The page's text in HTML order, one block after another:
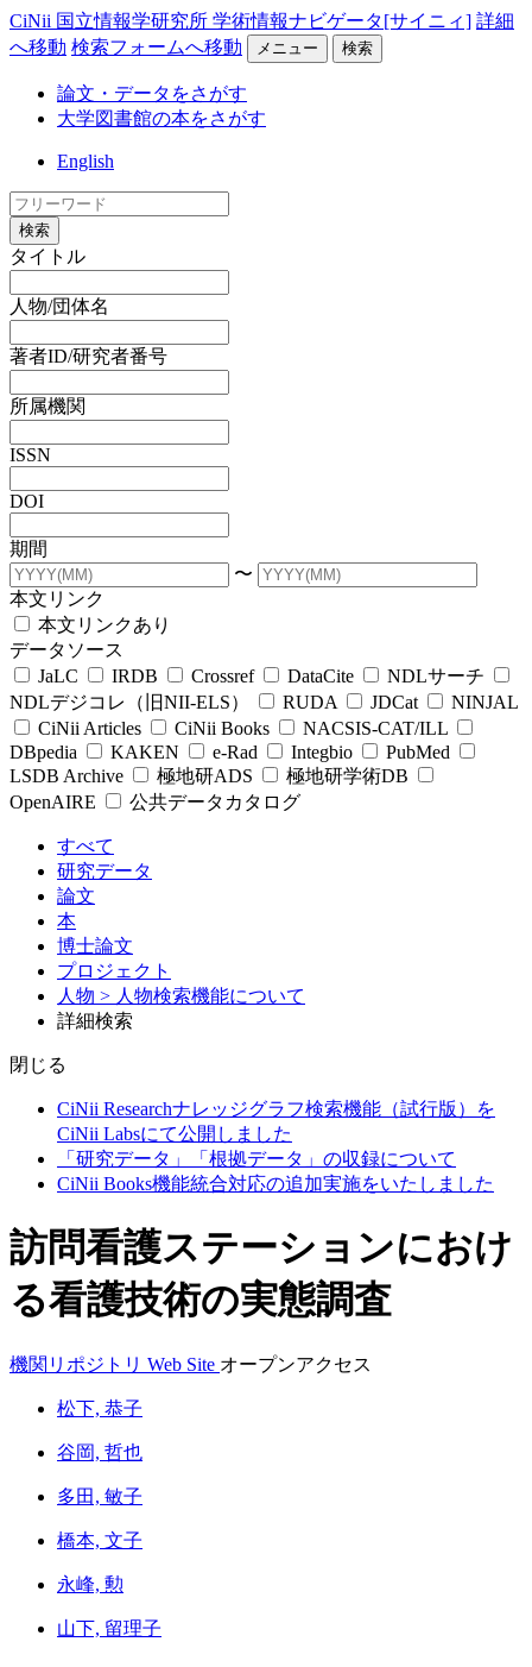
CiNii 国立情報学研究所 学術情報ナビゲータ[サイニィ] 詳細
へ移動 検索フォームへ移動 メニュー 検索
論文・データをさがす
大学図書館の本をさがす
English
検索
タイトル
人物/団体名
著者ID/研究者番号
所属機関
ISSN
DOI
期間
〜
本文リンク
本文リンクあり
データソース
JaLC
IRDB Crossref DataCite
NDLサーチ
NDLデジコレ（旧NII-ELS）
RUDA JDCat
NINJAL
CiNii Articles
CiNii Books
NACSIS-CAT/ILL
DBpedia
KAKEN e-Rad Integbio
PubMed
LSDB Archive
極地研ADS
極地研学術DB
OpenAIRE
公共データカタログ
すべて
研究データ
論文
本
博士論文
プロジェクト
人物 > 人物検索機能について
詳細検索
閉じる
CiNii Researchナレッジグラフ検索機能（試行版）を
CiNii Labsにて公開しました
「研究データ」「根拠データ」の収録について
CiNii Books機能統合対応の追加実施をいたしました
訪問看護ステーションにおけ
る看護技術の実態調査
機関リポジトリ Web Site オープンアクセス
松下, 恭子
谷岡, 哲也
多田, 敏子
橋本, 文子
永峰, 勲
山下, 留理子